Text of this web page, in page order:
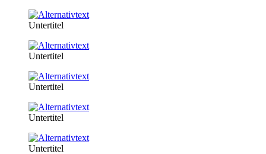
Untertitel
Untertitel
Untertitel
Untertitel
Untertitel